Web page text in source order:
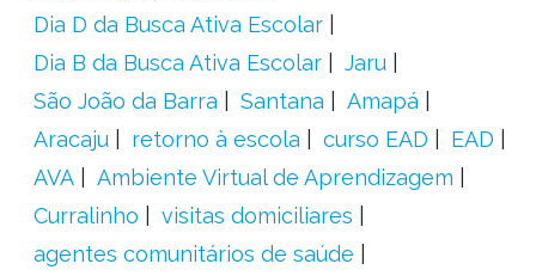
Dia D da Busca Ativa Escolar
Dia B da Busca Ativa Escolar
Jaru
São João da Barra
Santana
Amapá
Aracaju
retorno à escola curso EAD
EAD
AVA
Ambiente Virtual de Aprendizagem
Curralinho
visitas domiciliares
agentes comunitários de saúde